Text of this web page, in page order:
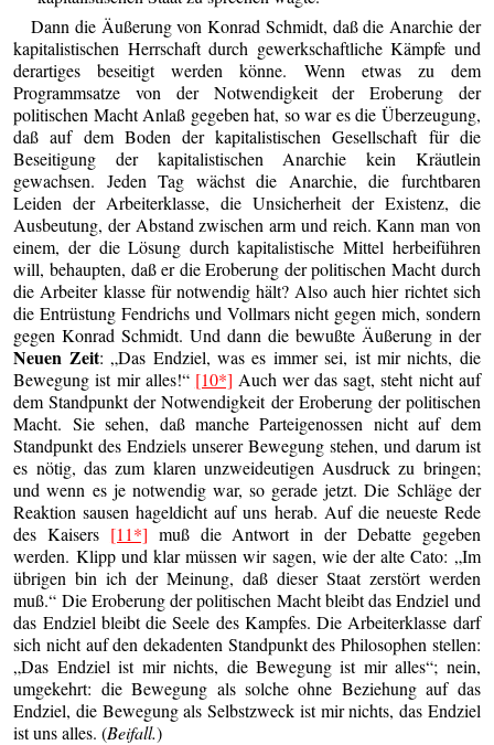
Dann die Äußerung von Konrad Schmidt, daß die Anarchie der
kapitalistischen Herrschaft durch gewerkschaftliche Kämpfe und
derartiges beseitigt werden könne. Wenn etwas zu dem
Programmsatze von der Notwendigkeit der Eroberung der
politischen Macht Anlaß gegeben hat, so war es die Überzeugung,
daß auf dem Boden der kapitalistischen Gesellschaft für die
Beseitigung der kapitalistischen Anarchie kein Kräutlein
gewachsen. Jeden Tag wächst die Anarchie, die furchtbaren
Leiden der Arbeiterklasse, die Unsicherheit der Existenz, die
Ausbeutung, der Abstand zwischen arm und reich. Kann man von
einem, der die Lösung durch kapitalistische Mittel herbeiführen
will, behaupten, daß er die Eroberung der politischen Macht durch
die Arbeiter klasse für notwendig hält? Also auch hier richtet sich
die Entrüstung Fendrichs und Vollmars nicht gegen mich, sondern
gegen Konrad Schmidt. Und dann die bewußte Äußerung in der
Neuen Zeit: „Das Endziel, was es immer sei, ist mir nichts, die
Bewegung ist mir alles!“ [10*] Auch wer das sagt, steht nicht auf
dem Standpunkt der Notwendigkeit der Eroberung der politischen
Macht. Sie sehen, daß manche Parteigenossen nicht auf dem
Standpunkt des Endziels unserer Bewegung stehen, und darum ist
es nötig, das zum klaren unzweideutigen Ausdruck zu bringen;
und wenn es je notwendig war, so gerade jetzt. Die Schläge der
Reaktion sausen hageldicht auf uns herab. Auf die neueste Rede
des Kaisers [11*] muß die Antwort in der Debatte gegeben
werden. Klipp und klar müssen wir sagen, wie der alte Cato: „Im
übrigen bin ich der Meinung, daß dieser Staat zerstört werden
muß.“ Die Eroberung der politischen Macht bleibt das Endziel und
das Endziel bleibt die Seele des Kampfes. Die Arbeiterklasse darf
sich nicht auf den dekadenten Standpunkt des Philosophen stellen:
„Das Endziel ist mir nichts, die Bewegung ist mir alles“; nein,
umgekehrt: die Bewegung als solche ohne Beziehung auf das
Endziel, die Bewegung als Selbstzweck ist mir nichts, das Endziel
ist uns alles. (Beifall.)